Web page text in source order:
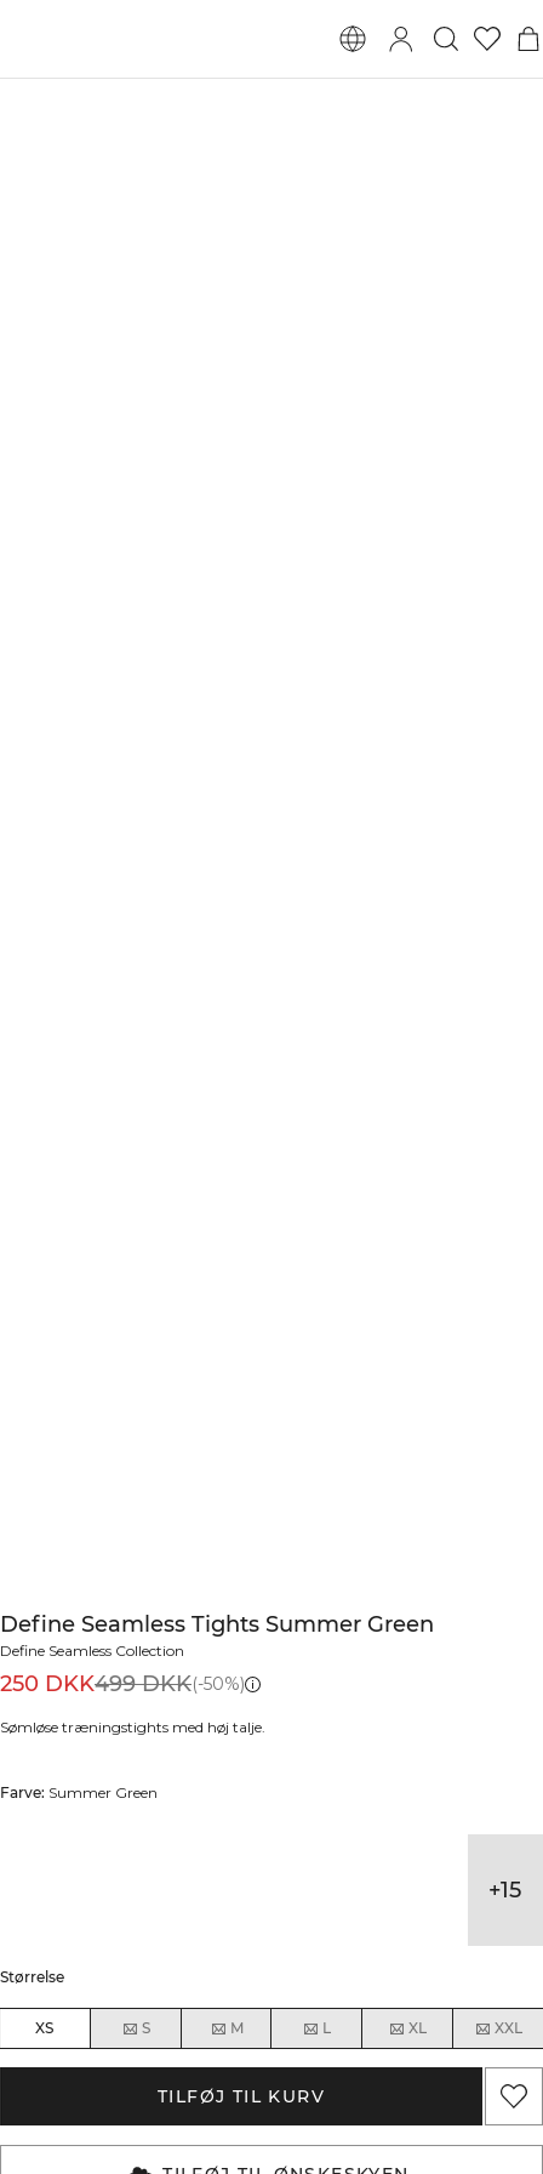
Define Seamless Tights Summer Green
Define Seamless Collection
250 DKK499 DKK(-50%)
Sømløse træningstights med høj talje.
Farve: Summer Green
+15
Størrelse
XS S M L XL XXL
TILFØJ TIL KURV